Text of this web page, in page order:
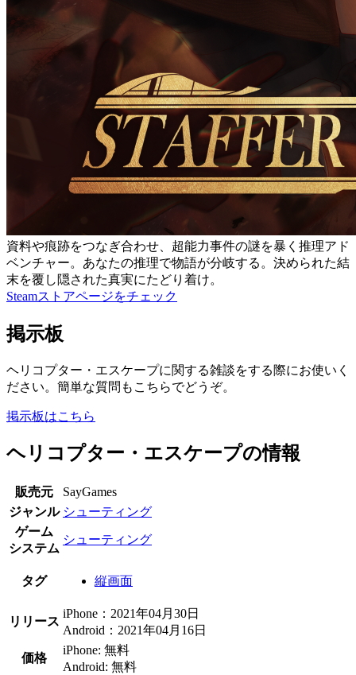
資料や痕跡をつなぎ合わせ、超能力事件の謎を暴く推理アド
ベンチャー。あなたの推理で物語が分岐する。決められた結
末を覆し隠された真実にたどり着け。
Steamストアページをチェック
掲示板
ヘリコプター・エスケープに関する雑談をする際にお使いく
ださい。簡単な質問もこちらでどうぞ。
掲示板はこちら
ヘリコプター・エスケープの情報
販売元
SayGames
ジャンル シューティング
ゲーム
システム
シューティング
タグ 縦画面
リリース
iPhone：2021年04月30日
Android：2021年04月16日
価格
iPhone: 無料
Android: 無料